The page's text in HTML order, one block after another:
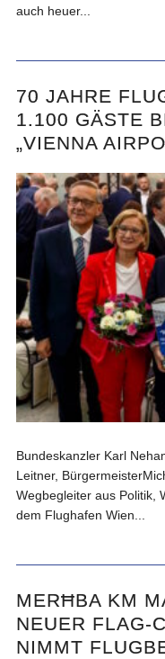
auch heuer...
70 JAHRE
1.100 GÄSTE
„VIENNA
Bundeskanzler Karl
Leitner,
Wegbegleiter aus Politik,
dem Flughafen Wien...
MERĦBA KM
NEUER FLAG-
NIMMT